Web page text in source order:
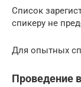
Список
спикеру не
Для опытных
Проведение